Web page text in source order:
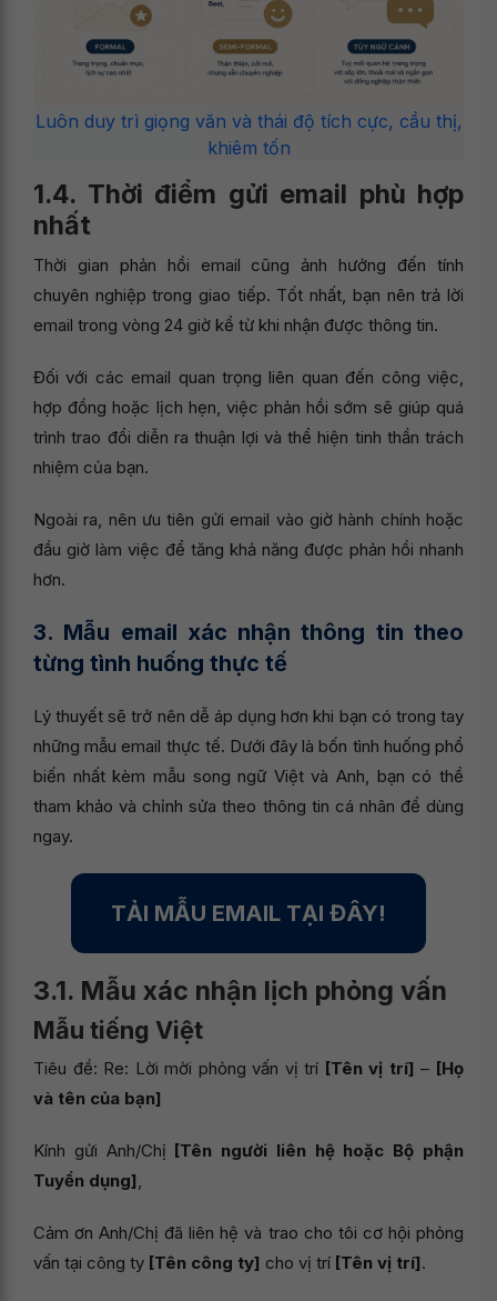
Luôn duy trì giọng văn và thái độ tích cực, cầu thị,
khiêm tốn
1.4. Thời điểm gửi email phù hợp
nhất
Thời gian phản hồi email cũng ảnh hưởng đến tính
chuyên nghiệp trong giao tiếp. Tốt nhất, bạn nên trả lời
email trong vòng 24 giờ kể từ khi nhận được thông tin.
Đối với các email quan trọng liên quan đến công việc,
hợp đồng hoặc lịch hẹn, việc phản hồi sớm sẽ giúp quá
trình trao đổi diễn ra thuận lợi và thể hiện tinh thần trách
nhiệm của bạn.
Ngoài ra, nên ưu tiên gửi email vào giờ hành chính hoặc
đầu giờ làm việc để tăng khả năng được phản hồi nhanh
hơn.
3. Mẫu email xác nhận thông tin theo
từng tình huống thực tế
Lý thuyết sẽ trở nên dễ áp dụng hơn khi bạn có trong tay
những mẫu email thực tế. Dưới đây là bốn tình huống phổ
biến nhất kèm mẫu song ngữ Việt và Anh, bạn có thể
tham khảo và chỉnh sửa theo thông tin cá nhân để dùng
ngay.
TẢI MẪU EMAIL TẠI ĐÂY!
3.1. Mẫu xác nhận lịch phỏng vấn
Mẫu tiếng Việt
Tiêu đề: Re: Lời mời phỏng vấn vị trí [Tên vị trí] – [Họ
và tên của bạn]
Kính gửi Anh/Chị [Tên người liên hệ hoặc Bộ phận
Tuyển dụng],
Cảm ơn Anh/Chị đã liên hệ và trao cho tôi cơ hội phỏng
vấn tại công ty [Tên công ty] cho vị trí [Tên vị trí].